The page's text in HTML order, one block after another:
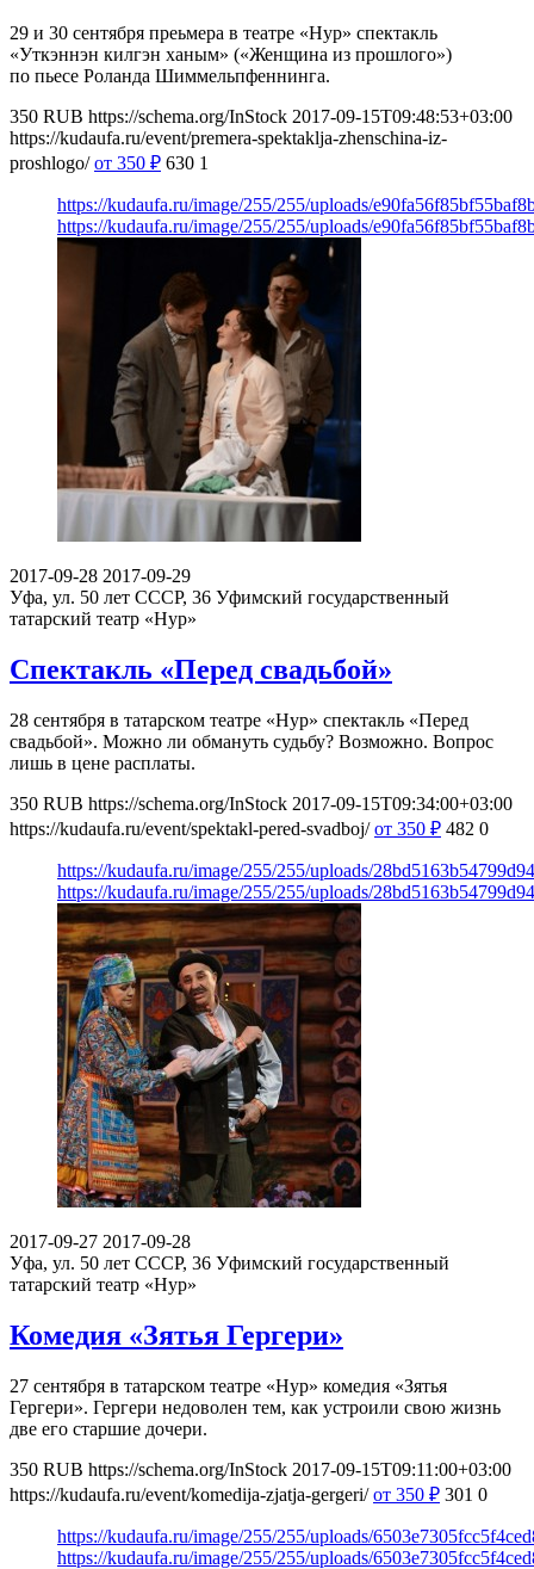
29 и 30 сентября преьмера в театре «Нур» спектакль
«Уткэннэн килгэн ханым» («Женщина из прошлого»)
по пьесе Роланда Шиммельпфеннинга.
350 RUB https://schema.org/InStock 2017-09-15T09:48:53+03:00
https://kudaufa.ru/event/premera-spektaklja-zhenschina-iz-
proshlogo/ от 350 ₽ 630 1
https://kudaufa.ru/image/255/255/uploads/
https://kudaufa.ru/image/255/255/uploads/
2017-09-28 2017-09-29
Уфа, ул. 50 лет СССР, 36 Уфимский государственный
татарский театр «Нур»
Спектакль «Перед свадьбой»
28 сентября в татарском театре «Нур» спектакль «Перед
свадьбой». Можно ли обмануть судьбу? Возможно. Вопрос
лишь в цене расплаты.
350 RUB https://schema.org/InStock 2017-09-15T09:34:00+03:00
https://kudaufa.ru/event/spektakl-pered-svadboj/ от 350 ₽ 482 0
https://kudaufa.ru/image/255/255/uploads/
https://kudaufa.ru/image/255/255/uploads/
2017-09-27 2017-09-28
Уфа, ул. 50 лет СССР, 36 Уфимский государственный
татарский театр «Нур»
Комедия «Зятья Гергери»
27 сентября в татарском театре «Нур» комедия «Зятья
Гергери». Гергери недоволен тем, как устроили свою жизнь
две его старшие дочери.
350 RUB https://schema.org/InStock 2017-09-15T09:11:00+03:00
https://kudaufa.ru/event/komedija-zjatja-gergeri/ от 350 ₽ 301 0
https://kudaufa.ru/image/255/255/uploads/
https://kudaufa.ru/image/255/255/uploads/